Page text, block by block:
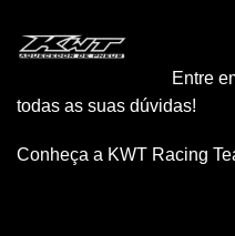
Entre
todas as suas dúvidas!
Conheça a KWT Racing